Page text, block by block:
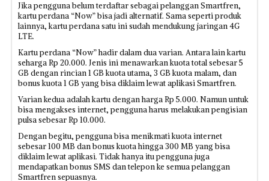
Jika pengguna belum terdaftar sebagai pelanggan Smartfren,
kartu perdana “Now” bisa jadi alternatif. Sama seperti produk
lainnya, kartu perdana satu ini sudah mendukung jaringan 4G
LTE.
Kartu perdana “Now” hadir dalam dua varian. Antara lain kartu
seharga Rp 20.000. Jenis ini menawarkan kuota total sebesar 5
GB dengan rincian 1 GB kuota utama, 3 GB kuota malam, dan
bonus kuota 1 GB yang bisa diklaim lewat aplikasi Smartfren.
Varian kedua adalah kartu dengan harga Rp 5.000. Namun untuk
bisa mengakses internet, pengguna harus melakukan pengisian
pulsa sebesar Rp 10.000.
Dengan begitu, pengguna bisa menikmati kuota internet
sebesar 100 MB dan bonus kuota hingga 300 MB yang bisa
diklaim lewat aplikasi. Tidak hanya itu pengguna juga
mendapatkan bonus SMS dan telepon ke semua pelanggan
Smartfren sepuasnya.